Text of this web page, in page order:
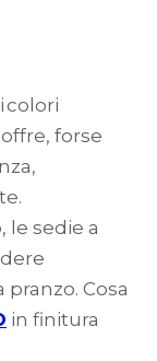
colori
forse
le sedie a
Cosa
in finitura